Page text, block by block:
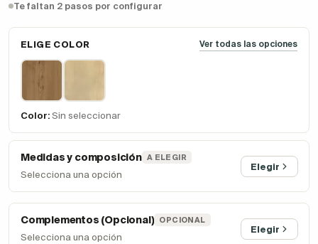
Te faltan 2 pasos por configurar
ELIGE COLOR Ver todas las opciones
Color: Sin seleccionar
Medidas y composición A ELEGIR
Selecciona una opción
Elegir
Complementos (Opcional) OPCIONAL
Selecciona una opción
Elegir